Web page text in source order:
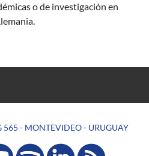
o de investigación en
565 - MONTEVIDEO - URUGUAY